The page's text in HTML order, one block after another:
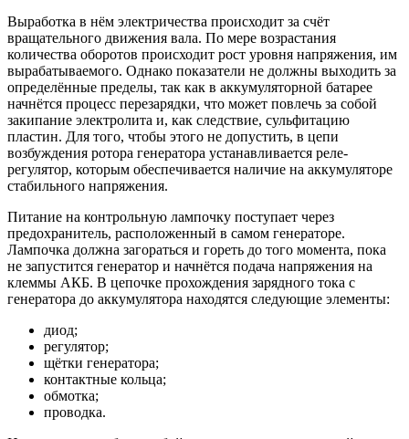
Выработка в нём электричества происходит за счёт
вращательного движения вала. По мере возрастания
количества оборотов происходит рост уровня напряжения, им
вырабатываемого. Однако показатели не должны выходить за
определённые пределы, так как в аккумуляторной батарее
начнётся процесс перезарядки, что может повлечь за собой
закипание электролита и, как следствие, сульфитацию
пластин. Для того, чтобы этого не допустить, в цепи
возбуждения ротора генератора устанавливается реле-
регулятор, которым обеспечивается наличие на аккумуляторе
стабильного напряжения.
Питание на контрольную лампочку поступает через
предохранитель, расположенный в самом генераторе.
Лампочка должна загораться и гореть до того момента, пока
не запустится генератор и начнётся подача напряжения на
клеммы АКБ. В цепочке прохождения зарядного тока с
генератора до аккумулятора находятся следующие элементы:
диод;
регулятор;
щётки генератора;
контактные кольца;
обмотка;
проводка.